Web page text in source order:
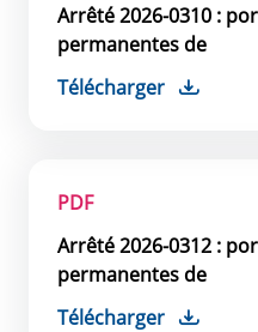
Arrêté 2026-0310 :
permanentes de
Télécharger
PDF
Arrêté 2026-0312 :
permanentes de
Télécharger